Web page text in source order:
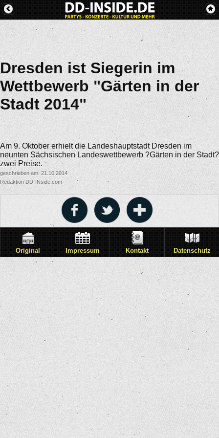
Dresden ist Siegerin im
Wettbewerb "Gärten in der
Stadt 2014"
Am 9. Oktober erhielt die Landeshauptstadt Dresden im
neunten Sächsischen Landeswettbewerb ?Gärten in der Stadt?
zwei Preise.
geschrieben am: 21.10.2014
Redaktion DD-INside.com
Original Impressum Kontakt Datenschutz